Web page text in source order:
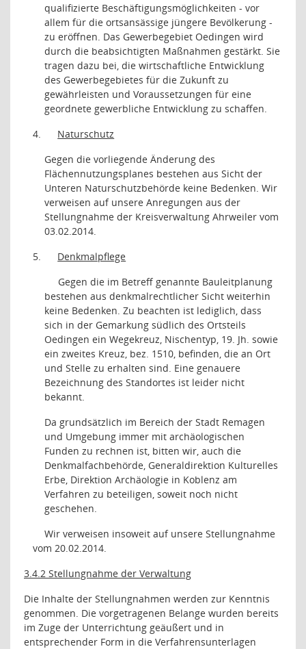
qualifizierte Beschäftigungsmöglichkeiten - vor
allem für die ortsansässige jüngere Bevölkerung -
zu eröffnen. Das Gewerbegebiet Oedingen wird
durch die beabsichtigten Maßnahmen gestärkt. Sie
tragen dazu bei, die wirtschaftliche Entwicklung
des Gewerbegebietes für die Zukunft zu
gewährleisten und Voraussetzungen für eine
geordnete gewerbliche Entwicklung zu schaffen.
4.
Naturschutz
Gegen die vorliegende Änderung des
Flächennutzungsplanes bestehen aus Sicht der
Unteren Naturschutzbehörde keine Bedenken. Wir
verweisen auf unsere Anregungen aus der
Stellungnahme der Kreisverwaltung Ahrweiler vom
03.02.2014.
5.
Denkmalpflege
Gegen die im Betreff genannte Bauleitplanung
bestehen aus denkmalrechtlicher Sicht weiterhin
keine Bedenken. Zu beachten ist lediglich, dass
sich in der Gemarkung südlich des Ortsteils
Oedingen ein Wegekreuz, Nischentyp, 19. Jh. sowie
ein zweites Kreuz, bez. 1510, befinden, die an Ort
und Stelle zu erhalten sind. Eine genauere
Bezeichnung des Standortes ist leider nicht
bekannt.
Da grundsätzlich im Bereich der Stadt Remagen
und Umgebung immer mit archäologischen
Funden zu rechnen ist, bitten wir, auch die
Denkmalfachbehörde, Generaldirektion Kulturelles
Erbe, Direktion Archäologie in Koblenz am
Verfahren zu beteiligen, soweit noch nicht
geschehen.
Wir verweisen insoweit auf unsere Stellungnahme
vom20.02.2014.
3.4.2 Stellungnahme der Verwaltung
Die Inhalte der Stellungnahmen werden zur Kenntnis
genommen. Die vorgetragenen Belange wurden bereits
im Zuge der Unterrichtung geäußert und in
entsprechender Form in die Verfahrensunterlagen